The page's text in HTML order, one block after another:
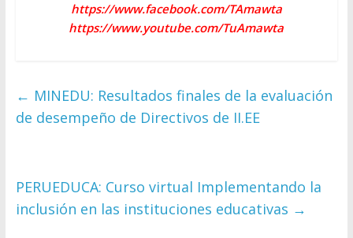
https://www.facebook.com/TAmawta
https://www.youtube.com/TuAmawta
← MINEDU: Resultados finales de la evaluación
de desempeño de Directivos de II.EE
PERUEDUCA: Curso virtual Implementando la
inclusión en las instituciones educativas →